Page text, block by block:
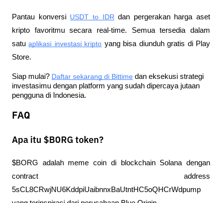
Pantau konversi USDT to IDR dan pergerakan harga aset
kripto favoritmu secara real-time. Semua tersedia dalam
satu aplikasi investasi kripto yang bisa diunduh gratis di Play
Store.
Siap mulai? Daftar sekarang di Bittime dan eksekusi strategi
investasimu dengan platform yang sudah dipercaya jutaan
pengguna di Indonesia.
FAQ
Apa itu $BORG token?
$BORG adalah meme coin di blockchain Solana dengan
contract address
5sCL8CRwjNU6KddpiUaibnnxBaUtntHC5oQHCrWdpump